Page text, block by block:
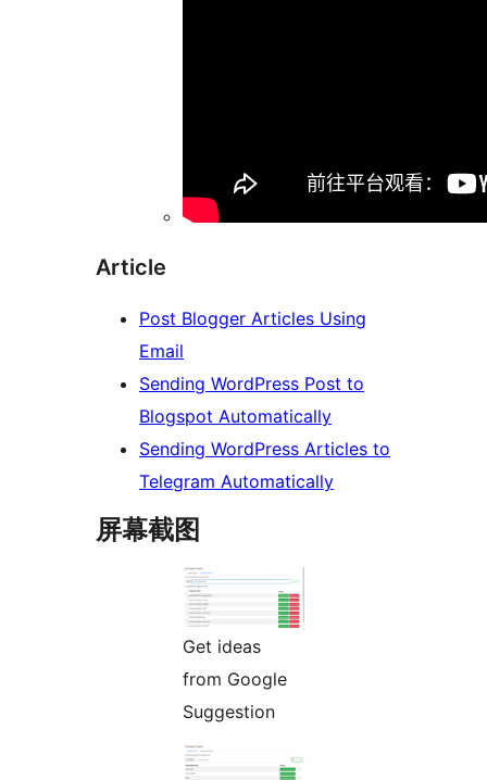
Article
Post Blogger Articles Using
Email
Sending WordPress Post to
Blogspot Automatically
Sending WordPress Articles to
Telegram Automatically
屏幕截图
Get ideas
from Google
Suggestion